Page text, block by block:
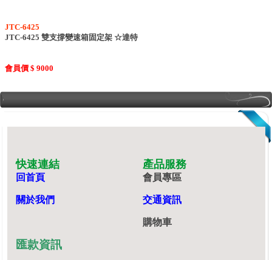
JTC-6425
JTC-6425 雙支撐變速箱固定架 ☆達特
會員價 $ 9000
快速連結
回首頁
關於我們
匯款資訊
產品服務
會員專區
交通資訊
購物車